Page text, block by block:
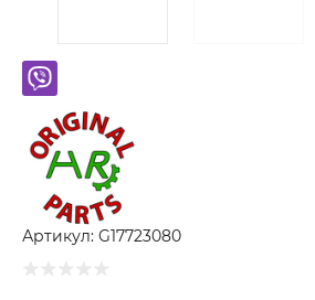
Артикул: G17723080